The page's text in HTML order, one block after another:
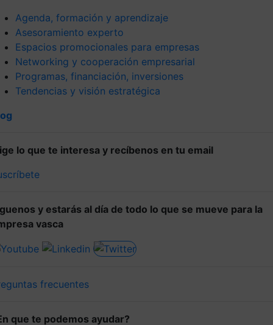
Agenda, formación y aprendizaje
Asesoramiento experto
Espacios promocionales para empresas
Networking y cooperación empresarial
Programas, financiación, inversiones
Tendencias y visión estratégica
lo que te interesa y recíbenos en tu email
y estarás al día de todo lo que se mueve para la
vasca
frecuentes
que te podemos ayudar?